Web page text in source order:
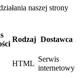
naszej strony
Rodzaj Dostawca
HTML
Serwis
internetowy